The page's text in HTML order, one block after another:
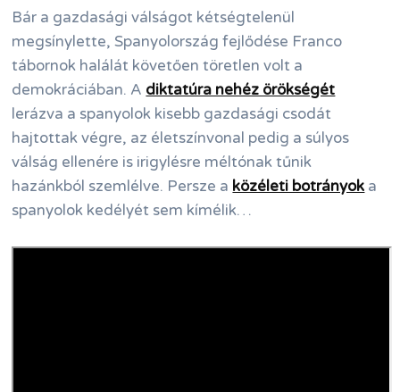
Bár a gazdasági válságot kétségtelenül
megsínylette, Spanyolország fejlődése Franco
tábornok halálát követően töretlen volt a
demokráciában. A diktatúra nehéz örökségét
lerázva a spanyolok kisebb gazdasági csodát
hajtottak végre, az életszínvonal pedig a súlyos
válság ellenére is irigylésre méltónak tűnik
hazánkból szemlélve. Persze a közéleti botrányok a
spanyolok kedélyét sem kímélik…